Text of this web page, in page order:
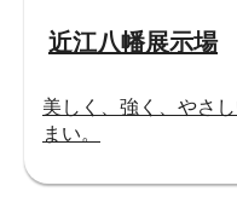
近江八幡展示場
美しく、強く、やさ
まい。